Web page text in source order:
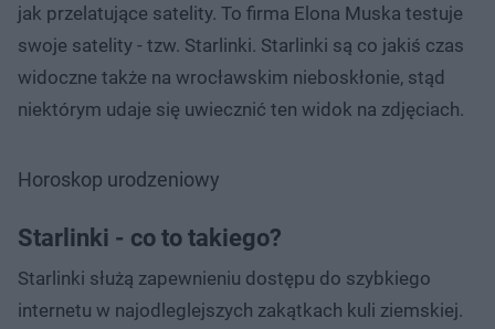
jak przelatujące satelity. To firma Elona Muska testuje
swoje satelity - tzw. Starlinki. Starlinki są co jakiś czas
widoczne także na wrocławskim nieboskłonie, stąd
niektórym udaje się uwiecznić ten widok na zdjęciach.
Horoskop urodzeniowy
Starlinki - co to takiego?
Starlinki służą zapewnieniu dostępu do szybkiego
internetu w najodleglejszych zakątkach kuli ziemskiej.